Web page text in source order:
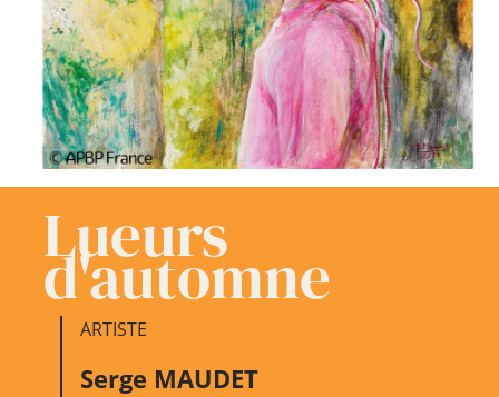
Lueurs
d'automne
ARTISTE
Serge MAUDET